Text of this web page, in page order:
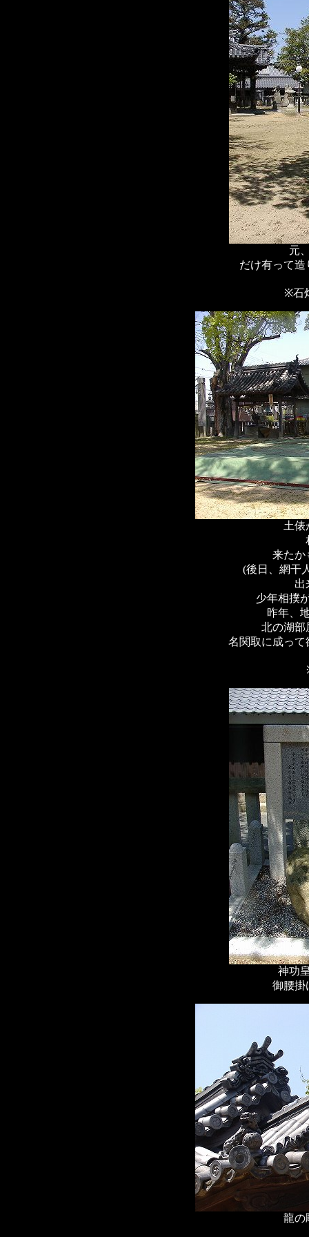
元
だけ有って
※石
土俵
来たか
(後日、網干
出
少年相撲
昨年、
北の湖
名関取に成っ
神功
御腰掛
龍の